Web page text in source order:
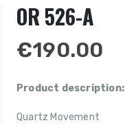
OR 526-A
€190.00
Product description:
Quartz Movement